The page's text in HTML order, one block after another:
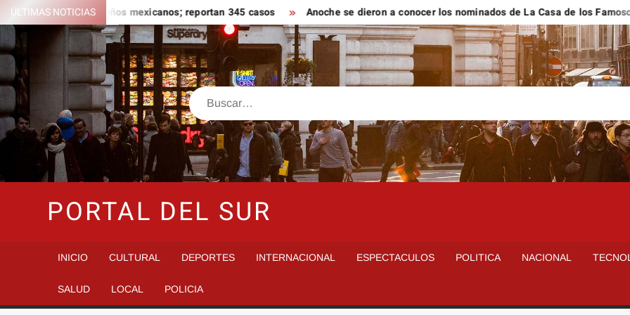
Saltar
al
contenido
ÚLTIMAS NOTICIAS
ligado a jalapeños mexicanos; reportan 345 casos Anoche se dieron a conocer los nominados de La Casa de los Famosos
Buscar
PORTAL DEL SUR
INICIO CULTURAL DEPORTES INTERNACIONAL ESPECTACULOS POLITICA NACIONAL
SALUD LOCAL POLICIA